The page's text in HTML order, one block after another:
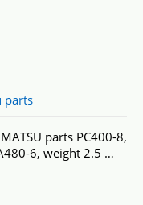
parts
parts PC400-8,
6, weight 2.5 …